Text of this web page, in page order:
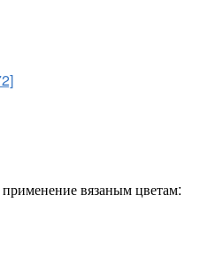
вязаным цветам: